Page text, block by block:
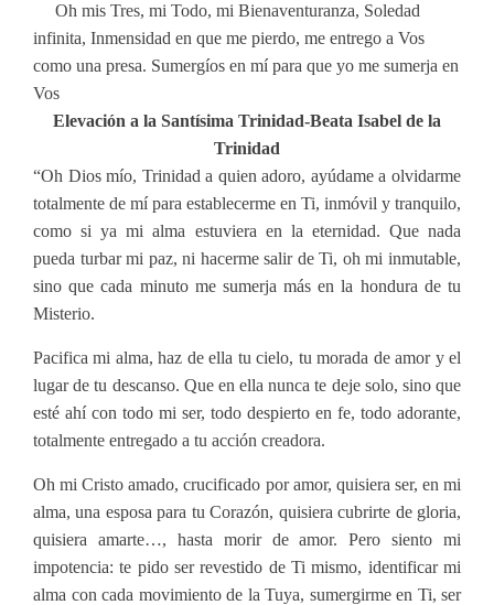
Oh mis Tres, mi Todo, mi Bienaventuranza, Soledad
infinita, Inmensidad en que me pierdo, me entrego a Vos
como una presa. Sumergíos en mí para que yo me sumerja en
Vos
Elevación a la Santísima Trinidad-Beata Isabel de la
Trinidad
“Oh Dios mío, Trinidad a quien adoro, ayúdame a olvidarme
totalmente de mí para establecerme en Ti, inmóvil y tranquilo,
como si ya mi alma estuviera en la eternidad. Que nada
pueda turbar mi paz, ni hacerme salir de Ti, oh mi inmutable,
sino que cada minuto me sumerja más en la hondura de tu
Misterio.
Pacifica mi alma, haz de ella tu cielo, tu morada de amor y el
lugar de tu descanso. Que en ella nunca te deje solo, sino que
esté ahí con todo mi ser, todo despierto en fe, todo adorante,
totalmente entregado a tu acción creadora.
Oh mi Cristo amado, crucificado por amor, quisiera ser, en mi
alma, una esposa para tu Corazón, quisiera cubrirte de gloria,
quisiera amarte…, hasta morir de amor. Pero siento mi
impotencia: te pido ser revestido de Ti mismo, identificar mi
alma con cada movimiento de la Tuya, sumergirme en Ti, ser